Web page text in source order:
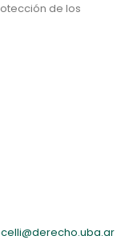
de los